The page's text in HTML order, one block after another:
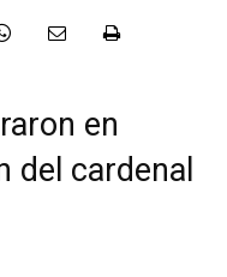
en
del cardenal